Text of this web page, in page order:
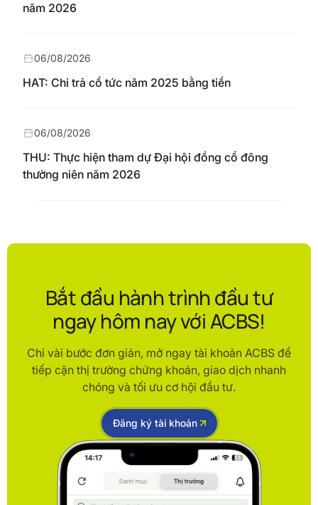
năm 2026
HAT: Chi trả cổ tức năm 2025 bằng tiền
06/08/2026
THU: Thực hiện tham dự Đại hội đồng cổ đông
thường niên năm 2026
06/08/2026
Bắt đầu hành trình đầu tư
ngay hôm nay với ACBS!
Chỉ vài bước đơn giản, mở ngay tài khoản ACBS để
tiếp cận thị trường chứng khoán, giao dịch nhanh
chóng và tối ưu cơ hội đầu tư.
Đăng ký tài khoản